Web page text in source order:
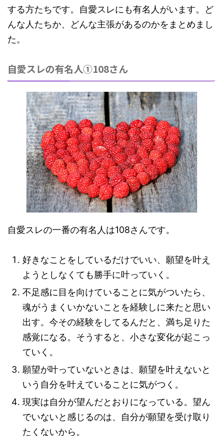
する方たちです。自愛スレにも有名人がいます。ど
んな人たちか、どんな主張があるのかをまとめまし
た。
自愛スレの有名人①108さん
自愛スレの一番の有名人は108さんです。
好きなことをしているだけでいい、願望を叶え
ようとしなくても勝手に叶っていく。
不足感に目を向けていることに気がついたら、
魂がうまくいかないことを経験しに来たと思い
出す。今その経験をしてるんだと、 満ち足りた
感覚になる。 そうすると、小さな変化が起こっ
ていく。
願望が叶っていないときは、 願望を叶えないと
いう自分を叶えていることに気がつく。
現実は自分が望んだとおりになっている。望ん
でいないと感じるのは、 自分が願望を受け取り
たくないから。